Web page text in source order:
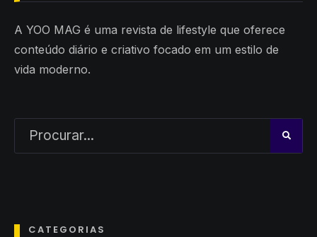
A YOO MAG é uma revista de lifestyle que oferece
conteúdo diário e criativo focado em um estilo de
vida moderno.
CATEGORIAS